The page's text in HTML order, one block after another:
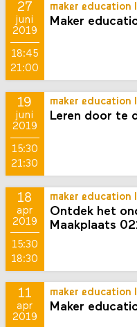
27
juni
2019
18:45
21:00
maker education
Maker
19
juni
2019
15:30
21:30
maker education
Leren door te
18
apr
2019
15:30
18:30
maker education
Ontdek het
Maakplaats
11
apr
2019
maker education
Maker